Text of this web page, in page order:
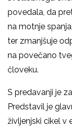
povedala, da
na motnje
ter zmanjšuje
na povečano
človeku.
S predavanji je
Predstavil je
življenjski cikel v